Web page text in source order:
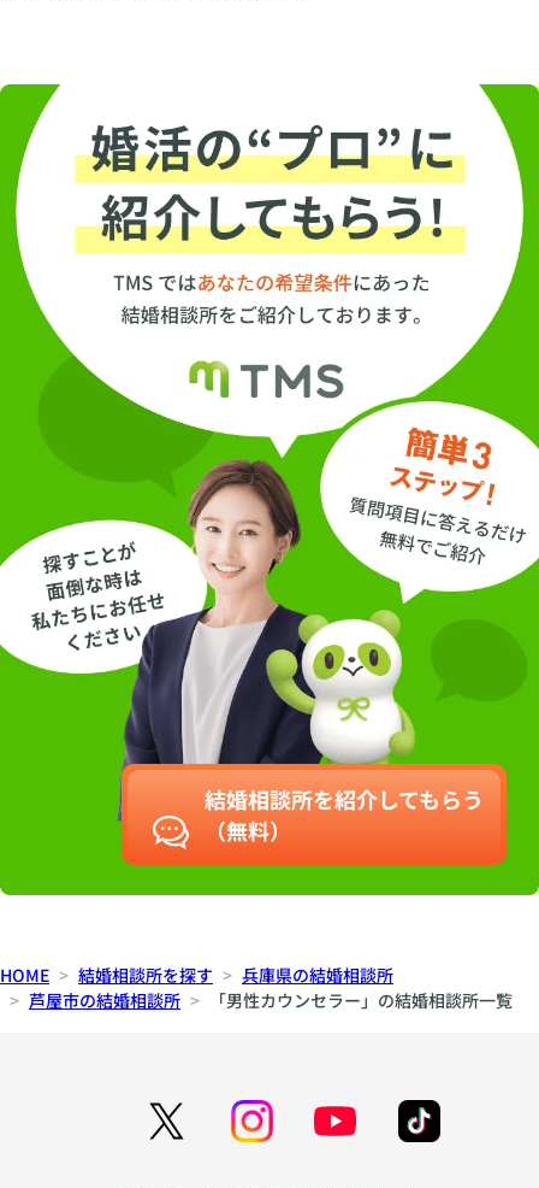
結婚相談所を紹介してもらう
（無料）
HOME 結婚相談所を探す
兵庫県の結婚相談所
芦屋市の結婚相談所
「男性カウンセラー」の結婚相談所一覧